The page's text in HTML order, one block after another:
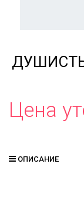
Цена
ОПИСАНИЕ